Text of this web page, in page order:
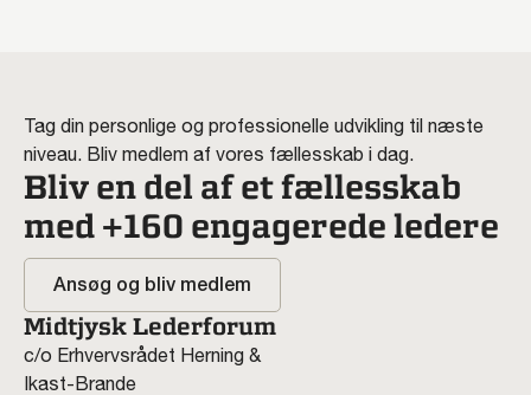
Tag din personlige og professionelle udvikling til næste
niveau. Bliv medlem af vores fællesskab i dag.
Bliv en del af et fællesskab
med +160 engagerede ledere
Ansøg og bliv medlem
Midtjysk Lederforum
c/o Erhvervsrådet Herning &
Ikast-Brande